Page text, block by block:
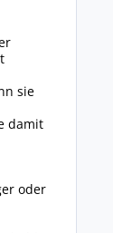
sie
damit
oder